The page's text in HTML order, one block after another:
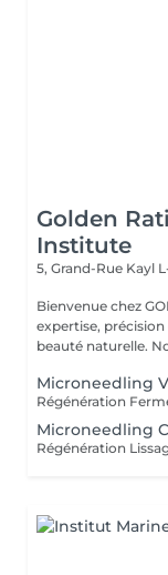
Golden
Institute
5, Grand-Rue Kayl
Bienvenue chez GOLDEN RATIO
expertise,
Microneedling
Microneedling